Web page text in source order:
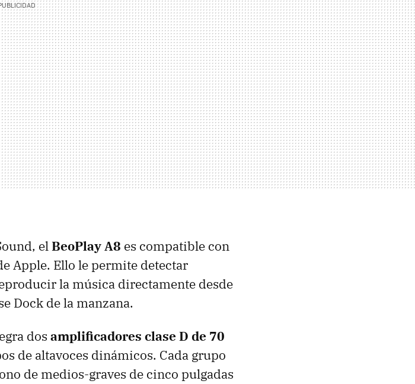
elBeoPlay A8 es compatible con
Apple. Ello le permite detectar
la música directamente desde
Dock de la manzana.
dos amplificadores clase D de 70
de altavoces dinámicos. Cada grupo
de medios-graves de cinco pulgadas